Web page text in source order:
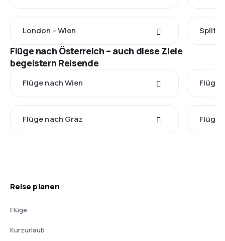
London - Wien Split -
Flüge nach Österreich – auch diese Ziele
begeistern Reisende
Flüge nach Wien Flüge
Flüge nach Graz Flüge
Reise planen
Flüge
Kurzurlaub